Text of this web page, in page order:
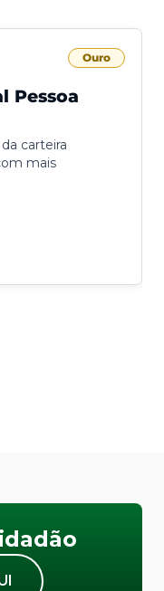
Ouro
Pessoa
carteira
mais